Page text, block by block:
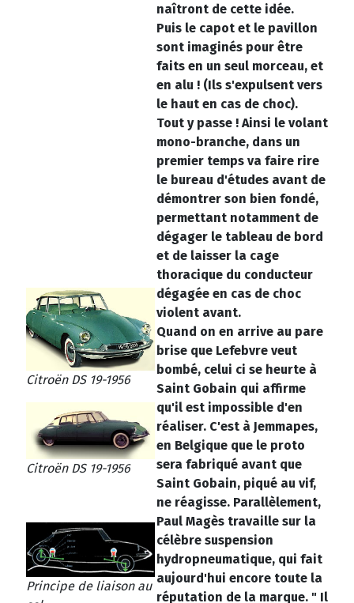
Citroën DS 19-1956
Citroën DS 19-1956
Principe de liaison au
naîtront de cette idée.
Puis le capot et le pavillon
sont imaginés pour être
faits en un seul morceau, et
en alu ! (Ils s'expulsent vers
le haut en cas de choc).
Tout y passe ! Ainsi le volant
mono-branche, dans un
premier temps va faire rire
le bureau d'études avant de
démontrer son bien fondé,
permettant notamment de
dégager le tableau de bord
et de laisser la cage
thoracique du conducteur
dégagée en cas de choc
violent avant.
Quand on en arrive au pare
brise que Lefebvre veut
bombé, celui ci se heurte à
Saint Gobain qui affirme
qu'il est impossible d'en
réaliser. C'est à Jemmapes,
en Belgique que le proto
sera fabriqué avant que
Saint Gobain, piqué au vif,
ne réagisse. Parallèlement,
Paul Magès travaille sur la
célèbre suspension
hydropneumatique, qui fait
aujourd'hui encore toute la
réputation de la marque. " Il